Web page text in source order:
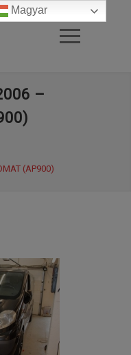
–
(AP900)
Magyar